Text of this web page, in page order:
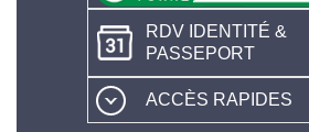
RDV IDENTITÉ &
PASSEPORT
ACCÈS RAPIDES